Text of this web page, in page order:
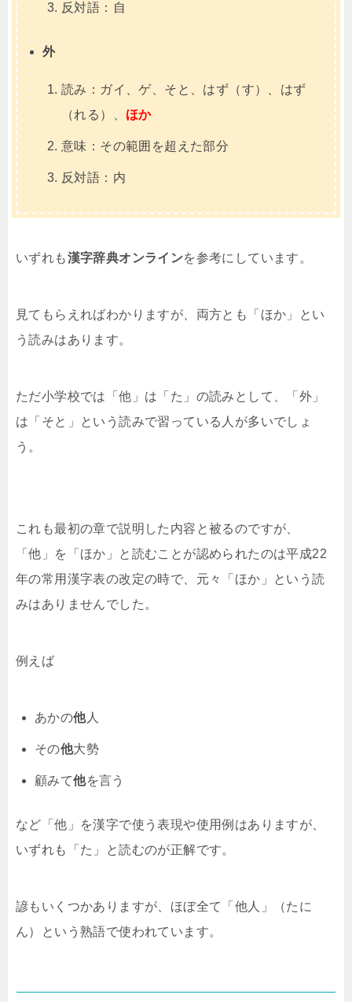
反対語：自
外
読み：ガイ、ゲ、そと、はず（す）、はず
（れる）、 ほか
意味：その範囲を超えた部分
反対語：内
いずれも漢字辞典オンラインを参考にしています。
見てもらえればわかりますが、両方とも「ほか」とい
う読みはあります。
ただ小学校では「他」は「た」の読みとして、「外」
は「そと」という読みで習っている人が多いでしょ
う。
これも最初の章で説明した内容と被るのですが、
「他」を「ほか」と読むことが認められたのは平成22
年の常用漢字表の改定の時で、元々「ほか」という読
みはありませんでした。
例えば
あかの他人
その他大勢
顧みて他を言う
など「他」を漢字で使う表現や使用例はありますが、
いずれも「た」と読むのが正解です。
諺もいくつかありますが、ほぼ全て「他人」（たに
ん）という熟語で使われています。